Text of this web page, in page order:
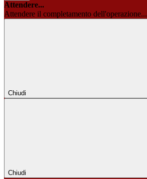
Attendere...
Attendere il completamento dell'operazione...
Chiudi
Chiudi